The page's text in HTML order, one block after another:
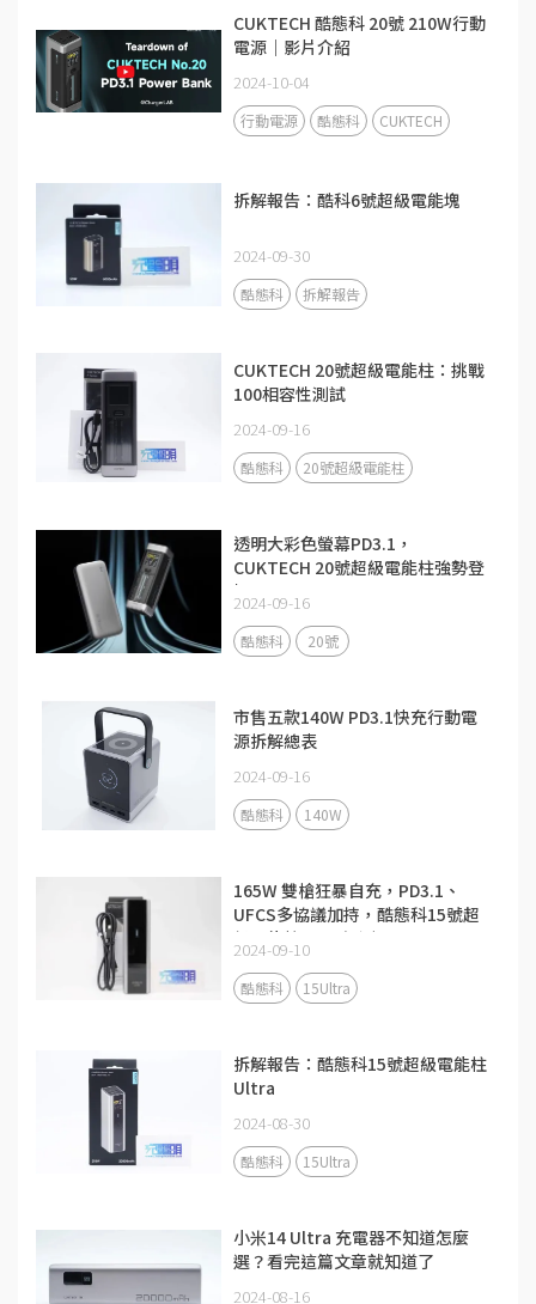
CUKTECH 酷態科 20號 210W行動
電源｜影片介紹
2024-10-04
行動電源 酷態科 CUKTECH
拆解報告：酷科6號超級電能塊
2024-09-30
酷態科 拆解報告
CUKTECH 20號超級電能柱：挑戰
100相容性測試
2024-09-16
酷態科 20號超級電能柱
透明大彩色螢幕PD3.1，
CUKTECH 20號超級電能柱強勢登
場
2024-09-16
酷態科 20號
市售五款140W PD3.1快充行動電
源拆解總表
2024-09-16
酷態科 140W
165W 雙槍狂暴自充，PD3.1、
UFCS多協議加持，酷態科15號超
級電能柱Ultra評測
2024-09-10
酷態科 15Ultra
拆解報告：酷態科15號超級電能柱
Ultra
2024-08-30
酷態科 15Ultra
小米14 Ultra 充電器不知道怎麼
選？看完這篇文章就知道了
2024-08-16